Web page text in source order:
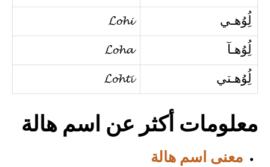
لُِوُهـي 𝓛𝓸𝓱𝓲
لُِوُهـآ 𝓛𝓸𝓱𝓪
لُِوُهـتي 𝓛𝓸𝓱𝓽𝓲
معلومات أكثر عن اسم هالة
معنى اسم هالة